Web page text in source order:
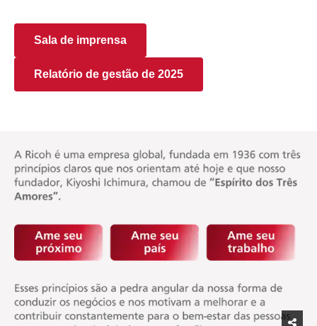
Sala de imprensa
Relatório de gestão de 2025